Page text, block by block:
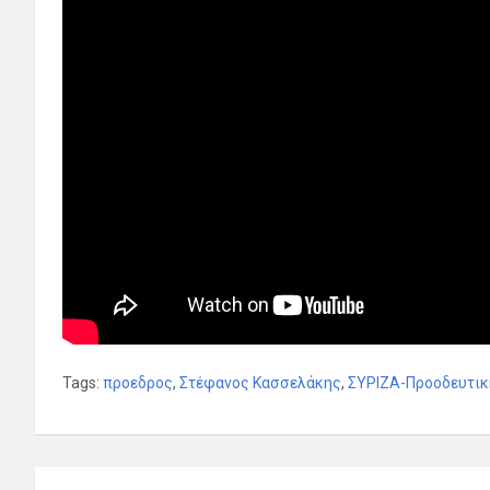
Tags: προεδρος, Στέφανος Κασσελάκης, ΣΥΡΙΖΑ-